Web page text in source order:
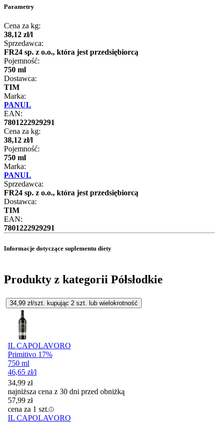
Parametry
Cena za kg:
38,12 zł/l
Sprzedawca:
FR24 sp. z o.o., która jest przedsiębiorcą
Pojemność:
750 ml
Dostawca:
TIM
Marka:
PANUL
EAN:
7801222929291
Cena za kg:
38,12 zł/l
Pojemność:
750 ml
Marka:
PANUL
Sprzedawca:
FR24 sp. z o.o., która jest przedsiębiorcą
Dostawca:
TIM
EAN:
7801222929291
Informacje dotyczące suplementu diety
Produkty z kategorii Półsłodkie
34,99 zł/szt. kupując 2 szt. lub wielokrotność
IL CAPOLAVORO
Primitivo 17%
750 ml
46,65 zł/l
34,99 zł
najniższa cena z 30 dni przed obniżką
57,99 zł
cena za 1 szt.
IL CAPOLAVORO